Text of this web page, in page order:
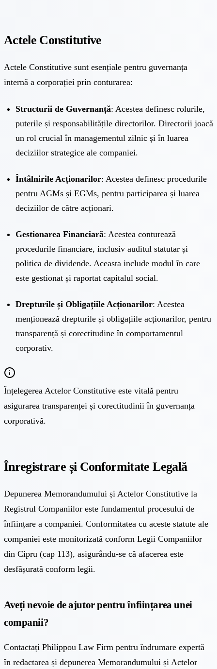
Actele Constitutive
Actele Constitutive sunt esențiale pentru guvernanța
internă a corporației prin conturarea:
Structurii de Guvernanță: Acestea definesc rolurile,
puterile și responsabilitățile directorilor. Directorii joacă
un rol crucial în managementul zilnic și în luarea
deciziilor strategice ale companiei.
Întâlnirile Acționarilor: Acestea definesc procedurile
pentru AGMs și EGMs, pentru participarea și luarea
deciziilor de către acționari.
Gestionarea Financiară: Acestea conturează
procedurile financiare, inclusiv auditul statutar și
politica de dividende. Aceasta include modul în care
este gestionat și raportat capitalul social.
Drepturile și Obligațiile Acționarilor: Acestea
menționează drepturile și obligațiile acționarilor, pentru
transparență și corectitudine în comportamentul
corporativ.
Înțelegerea Actelor Constitutive este vitală pentru
asigurarea transparenței și corectitudinii în guvernanța
corporativă.
Înregistrare și Conformitate Legală
Depunerea Memorandumului și Actelor Constitutive la
Registrul Companiilor este fundamentul procesului de
înființare a companiei. Conformitatea cu aceste statute ale
companiei este monitorizată conform Legii Companiilor
din Cipru (cap 113), asigurându-se că afacerea este
desfășurată conform legii.
Aveți nevoie de ajutor pentru înființarea unei
companii?
Contactați Philippou Law Firm pentru îndrumare expertă
în redactarea și depunerea Memorandumului și Actelor